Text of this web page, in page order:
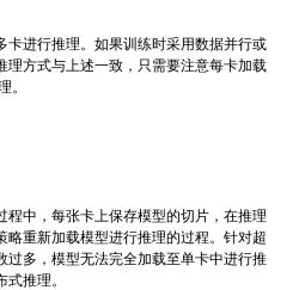
卡进行推理。如果训练时采用数据并行或
理方式与上述一致，只需要注意每卡加载
。
程中，每张卡上保存模型的切片，在推理
略重新加载模型进行推理的过程。针对超
过多，模型无法完全加载至单卡中进行推
推理。